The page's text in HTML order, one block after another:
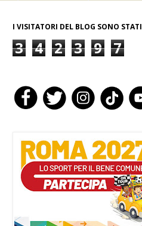
I VISITATORI DEL BLOG SONO STATI
3 4 2 3 9 7